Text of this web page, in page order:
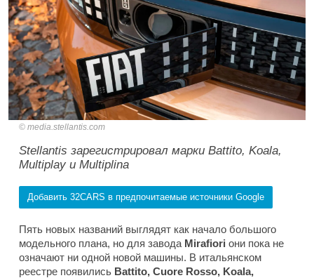
media.stellantis.com
Stellantis зарегистрировал марки Battito, Koala,
Multiplay и Multiplina
Добавить 32CARS в предпочитаемые источники Google
Пять новых названий выглядят как начало большого
модельного плана, но для завода Mirafiori они пока не
означают ни одной новой машины. В итальянском
реестре появились Battito, Cuore Rosso, Koala,